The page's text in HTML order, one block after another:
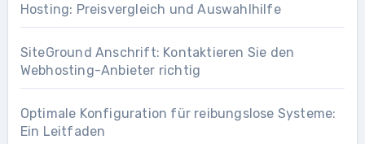
Hosting: Preisvergleich und Auswahlhilfe
SiteGround Anschrift: Kontaktieren Sie den
Webhosting-Anbieter richtig
Optimale Konfiguration für reibungslose Systeme:
Ein Leitfaden